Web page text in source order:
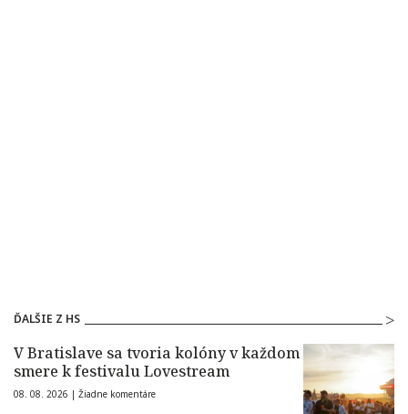
ĎALŠIE Z HS
V Bratislave sa tvoria kolóny v každom
smere k festivalu Lovestream
08. 08. 2026 | Žiadne komentáre